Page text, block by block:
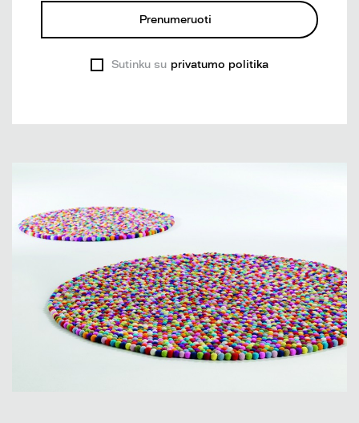
Prenumeruoti
Sutinku su privatumo politika